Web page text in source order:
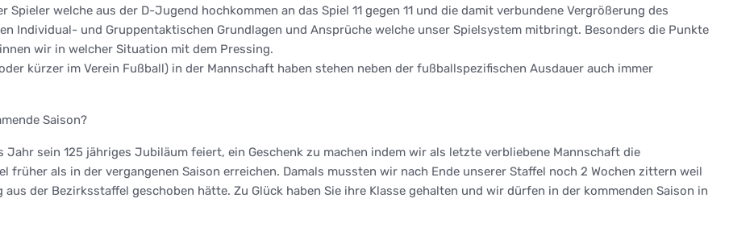
welche aus der D-Jugend hochkommen an das Spiel 11 gegen 11 und die damit verbundene Vergrößerung des
Individual- und Gruppentaktischen Grundlagen und Ansprüche welche unser Spielsystem mitbringt. Besonders die Punkte
wir in welcher Situation mit dem Pressing.
kürzer im Verein Fußball) in der Mannschaft haben stehen neben der fußballspezifischen Ausdauer auch immer
Saison?
Jahr sein 125 jähriges Jubiläum feiert, ein Geschenk zu machen indem wir als letzte verbliebene Mannschaft die
als in der vergangenen Saison erreichen. Damals mussten wir nach Ende unserer Staffel noch 2 Wochen zittern weil
der Bezirksstaffel geschoben hätte. Zu Glück haben Sie ihre Klasse gehalten und wir dürfen in der kommenden Saison in